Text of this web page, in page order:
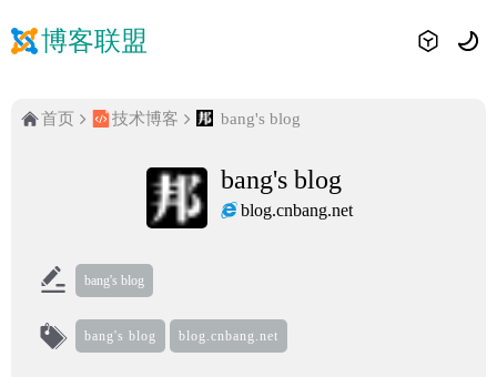
博客联盟
首页 技术博客 bang's blog
bang's blog
blog.cnbang.net
bang's blog
bang's blog blog.cnbang.net